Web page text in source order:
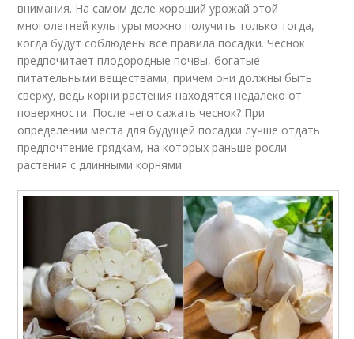
внимания. На самом деле хороший урожай этой
многолетней культуры можно получить только тогда,
когда будут соблюдены все правила посадки. Чеснок
предпочитает плодородные почвы, богатые
питательными веществами, причем они должны быть
сверху, ведь корни растения находятся недалеко от
поверхности. После чего сажать чеснок? При
определении места для будущей посадки лучше отдать
предпочтение грядкам, на которых раньше росли
растения с длинными корнями.